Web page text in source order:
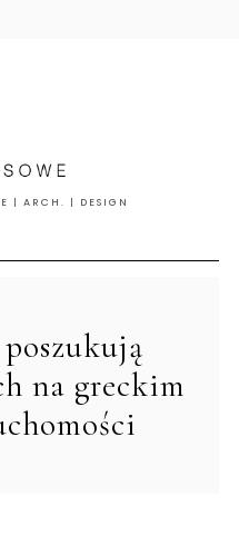
| ARCH. | DESIGN
na greckim